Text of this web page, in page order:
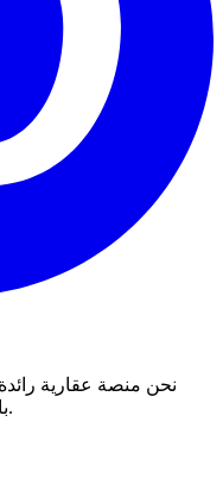
نحن منصة عقارية
بالعقارات المتميزة في جميع أنحاء العالم.